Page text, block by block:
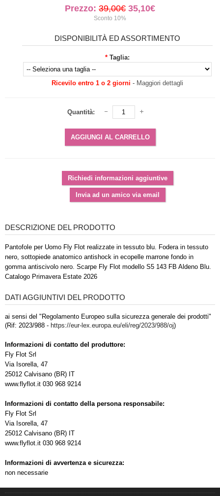
Prezzo: 39,00€ 35,10€
Sconto 10%
DISPONIBILITÀ ED ASSORTIMENTO
* Taglia:
Ricevilo entro 1 o 2 giorni - Maggiori dettagli
Quantità:
DESCRIZIONE DEL PRODOTTO
Pantofole per Uomo Fly Flot realizzate in tessuto blu. Fodera in tessuto
nero, sottopiede anatomico antishock in ecopelle marrone fondo in
gomma antiscivolo nero. Scarpe Fly Flot modello S5 143 FB Aldeno Blu.
Catalogo Primavera Estate 2026
DATI AGGIUNTIVI DEL PRODOTTO
ai sensi del "Regolamento Europeo sulla sicurezza generale dei prodotti"
(Rif: 2023/988 - https://eur-lex.europa.eu/eli/reg/2023/988/oj)
Informazioni di contatto del produttore:
Fly Flot Srl
Via Isorella, 47
25012 Calvisano (BR) IT
www.flyflot.it 030 968 9214
Informazioni di contatto della persona responsabile:
Fly Flot Srl
Via Isorella, 47
25012 Calvisano (BR) IT
www.flyflot.it 030 968 9214
Informazioni di avvertenza e sicurezza:
non necessarie